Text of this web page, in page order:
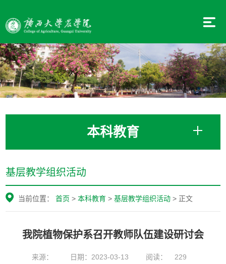
本科教育
基层教学组织活动
当前位置：首页 >本科教育 >基层教学组织活动 > 正文
我院植物保护系召开教师队伍建设研讨会
来源： 日期：2023-03-13 阅读： 229